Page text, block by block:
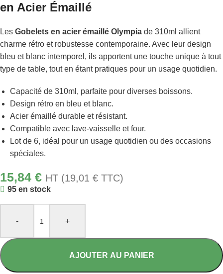
en Acier Émaillé
Les Gobelets en acier émaillé Olympia de 310ml allient
charme rétro et robustesse contemporaine. Avec leur design
bleu et blanc intemporel, ils apportent une touche unique à tout
type de table, tout en étant pratiques pour un usage quotidien.
Capacité de 310ml, parfaite pour diverses boissons.
Design rétro en bleu et blanc.
Acier émaillé durable et résistant.
Compatible avec lave-vaisselle et four.
Lot de 6, idéal pour un usage quotidien ou des occasions
spéciales.
15,84 € HT (19,01 € TTC)
95 en stock
- +
AJOUTER AU PANIER